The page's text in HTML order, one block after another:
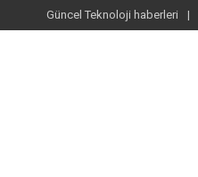
Güncel Teknoloji haberleri